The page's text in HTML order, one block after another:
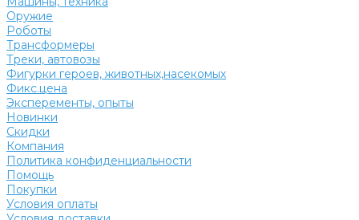
Оружие
Роботы
Трансформеры
Треки, автовозы
Фигурки героев, животных,насекомых
Фикс.цена
Эксперементы, опыты
Новинки
Скидки
Компания
Политика конфиденциальности
Помощь
Покупки
Условия оплаты